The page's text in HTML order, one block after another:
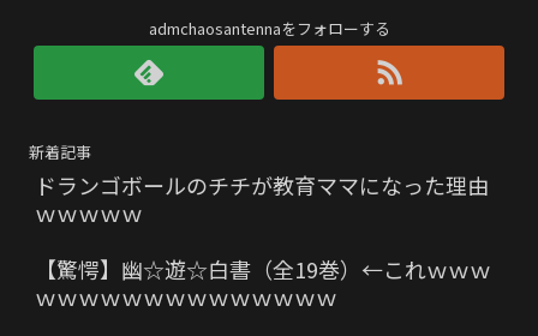
admchaosantennaをフォローする
新着記事
ドランゴボールのチチが教育ママになった理由
ｗｗｗｗｗ
【驚愕】幽☆遊☆白書（全19巻）←これｗｗｗ
ｗｗｗｗｗｗｗｗｗｗｗｗｗｗ